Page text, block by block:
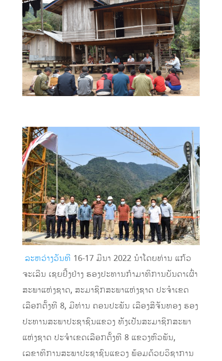
ລະຫວ່າງວັນທີ 16-17 ມີນາ 2022 ນຳໂດຍທ່ານ ແກ້ວ
ຈະເລີນ ເຊຍຢີ້ງຢ່າງ ຮອງປະທານກຳມາທິການບັນດາເຜົ່າ
ສະພາແຫ່ງຊາດ, ສະມາຊິກສະພາແຫ່ງຊາດ ປະຈຳເຂດ
ເລືອກຕັ້ງທີ 8, ມີທ່ານ ຄອນປະພັນ ເລືອງສີຈັນທອງ ຮອງ
ປະທານສະພາປະຊາຊົນແຂວງ ທັງເປັນສະມາຊິກສະພາ
ແຫ່ງຊາດ ປະຈຳເຂດເລືອກຕັ້ງທີ 8 ແຂວງຫົວພັນ,
ເລຂາທິການສະພາປະຊາຊົນແຂວງ ພ້ອມດ້ວຍວິຊາການ